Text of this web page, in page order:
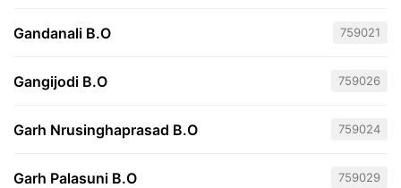
Gandanali B.O 759021
Gangijodi B.O 759026
Garh Nrusinghaprasad B.O 759024
Garh Palasuni B.O 759029